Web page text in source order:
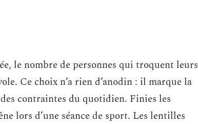
le nombre de personnes qui troquent leurs
Ce choix n’a rien d’anodin : il marque la
contraintes du quotidien. Finies les
lors d’une séance de sport. Les lentilles